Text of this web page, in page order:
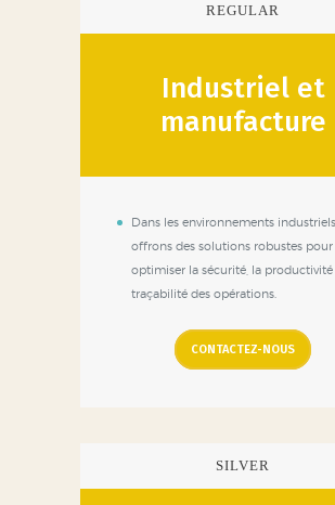
REGULAR
Industriel et
manufacture
Dans les environnements
offrons des solutions robustes pour
optimiser la sécurité, la productivité
traçabilité des opérations.
CONTACTEZ-NOUS
SILVER